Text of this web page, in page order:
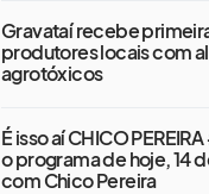
Gravataí recebe
produtores locais com
agrotóxicos
É isso aí CHICO
o programa de hoje, 14
com Chico Pereira